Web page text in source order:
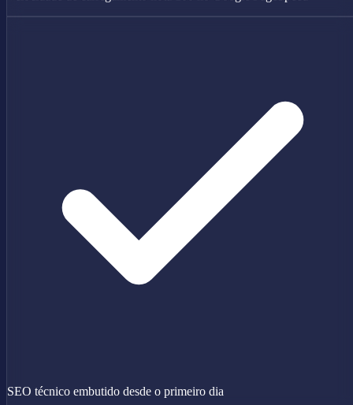
SEO técnico embutido desde o primeiro dia